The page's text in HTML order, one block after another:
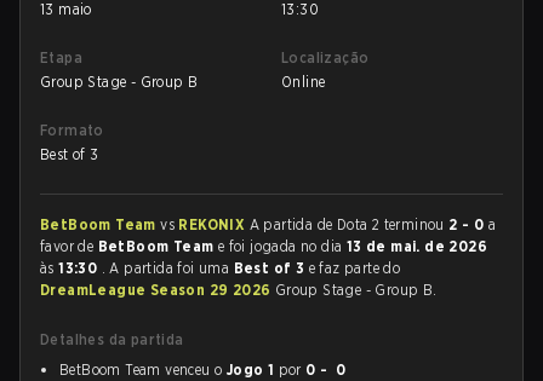
13 maio
13:30
Etapa
Group Stage - Group B
Localização
Online
Formato
Best of 3
BetBoom Teamvs REKONIX A partida de Dota 2 terminou 2 - 0 a
favor de BetBoom Team e foi jogada no dia 13 de mai. de 2026
às13:30 . A partida foi uma Best of 3 e faz parte do
DreamLeague Season 29 2026 Group Stage - Group B.
Detalhes da partida
BetBoom Team venceu o Jogo 1 por 0 - 0